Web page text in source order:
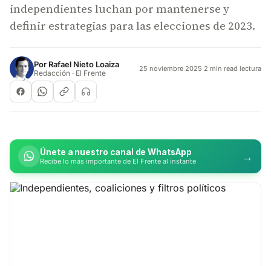
independientes luchan por mantenerse y
definir estrategias para las elecciones de 2023.
Por Rafael Nieto Loaiza
Redacción · El Frente 25 noviembre 2025·2 min read lectura
Únete a nuestro canal de WhatsApp
Recibe lo más importante de El Frente al instante →